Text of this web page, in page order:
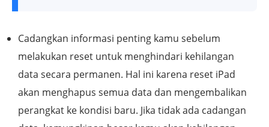
Cadangkan informasi penting kamu sebelum
melakukan reset untuk menghindari kehilangan
data secara permanen. Hal ini karena reset iPad
akan menghapus semua data dan mengembalikan
perangkat ke kondisi baru. Jika tidak ada cadangan